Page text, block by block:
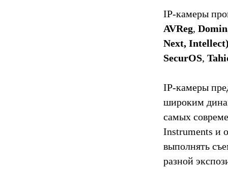
IP-камеры
AVReg,
Next,
SecurOS,
IP-камеры
широким
самых
Instruments и
выполнять
разной